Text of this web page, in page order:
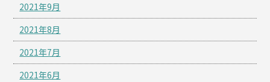
2021年9月
2021年8月
2021年7月
2021年6月